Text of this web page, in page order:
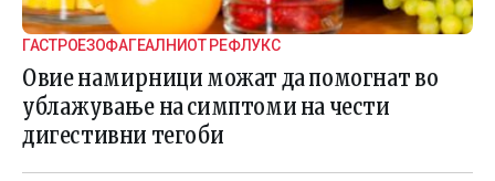
ГАСТРОЕЗОФАГЕАЛНИОТ РЕФЛУКС
Овие намирници можат да помогнат во
ублажување на симптоми на чести
дигестивни тегоби